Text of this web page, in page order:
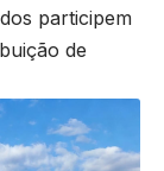
participem
de